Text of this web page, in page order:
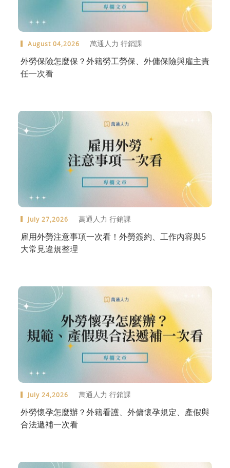
August 04,2026 萬通人力 行銷課
外勞保險怎麼保？外籍勞工勞保、外傭保險與雇主責
任一次看
July 27,2026 萬通人力 行銷課
雇用外勞注意事項一次看！外勞簽約、工作內容與5
大常見違規整理
July 24,2026 萬通人力 行銷課
外勞懷孕怎麼辦？外籍看護、外傭懷孕規定、產假與
合法遞補一次看